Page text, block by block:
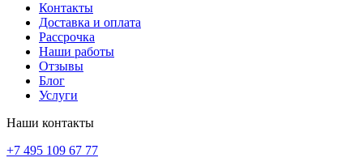
Контакты
Доставка и оплата
Рассрочка
Наши работы
Отзывы
Блог
Услуги
Наши контакты
+7 495 109 67 77